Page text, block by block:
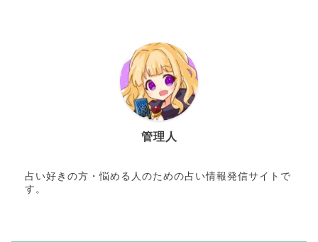
管理人
占い好きの方・悩める人のための占い情報発信サイトで
す。